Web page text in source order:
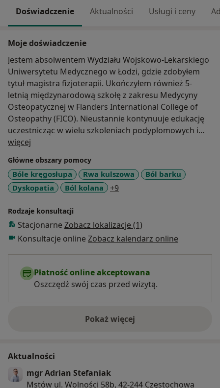
Doświadczenie Aktualności Usługi i ceny
Moje doświadczenie
Jestem absolwentem Wydziału Wojskowo-Lekarskiego
Uniwersytetu Medycznego w Łodzi, gdzie zdobyłem
tytuł magistra fizjoterapii. Ukończyłem również 5-
letnią międzynarodową szkołę z zakresu Medycyny
Osteopatycznej w Flanders International College of
Osteopathy (FICO). Nieustannie kontynuuje edukację
uczestnicząc w wielu szkoleniach podyplomowych i
sympozjach.
W codziennej praktyce badanie oraz terapię wykonuje
pod kontrolą USG
-ortopedyczną narządu ruchu
-kręgosłupa
-stawów skroniowo-żuchwowych
Ukończone kursy w ramach szkoły osteopatycznej
oraz dodatkowe szkolenia:
(Msc, PT, wykładowca, instruktor)
Szajkowski D.O.
programowanie skutecznej terapii: Prowadzący: mgr
więcej
Główne obszary pomocy
Bóle kręgosłupa Rwa kulszowa
Ból barku
Dyskopatia
Ból kolana +9a11y_sr_more_diseases
Rodzaje konsultacji
Stacjonarne Zobacz lokalizacje (1)
Konsultacje online Zobacz kalendarz online
Płatność online akceptowana
Oszczędź swój czas przed wizytą.
Pokaż więcejo doświadczeniu
Aktualności
mgr Adrian Stefaniak
Mstów ul. Wolności 58b, 42-244 Częstochowa